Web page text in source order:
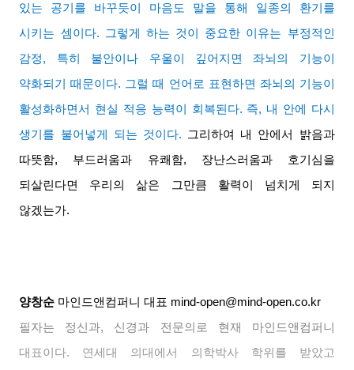
있는 공기를 바꾸듯이 마음도 말을 통해 일종의 환기를
시키는 셈이다.
그렇게 하는 것이 중요한 이유는 부정적인
감정, 특히 불안이나 우울이 깊어지면 좌뇌의 기능이
약화되기 때문이다. 그럴 때 언어로 표현하면 좌뇌의 기능이
활성화하면서 현실 적응 능력이 회복된다. 즉, 내 안에 다시
생기를 불어넣게 되는 것이다.
그리하여 내 안에서 밝음과
따뜻함, 부드러움과 유쾌함, 장난스러움과 호기심을
되살린다면 우리의 삶은 그만큼 활력이 넘치게 되지
않겠는가.
양창순 마인드앤컴퍼니 대표 mind-open@mind-open.co.kr
필자는 정신과, 신경과 전문의로 현재 마인드앤컴퍼니
대표이다. 연세대 의대에서 의학박사 학위를 받았고